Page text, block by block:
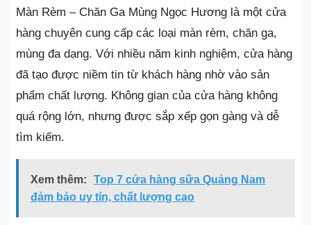
Màn Rèm – Chăn Ga Mùng Ngọc Hương là một cửa
hàng chuyên cung cấp các loại màn rèm, chăn ga,
mùng đa dạng. Với nhiều năm kinh nghiệm, cửa hàng
đã tạo được niềm tin từ khách hàng nhờ vào sản
phẩm chất lượng. Không gian của cửa hàng không
quá rộng lớn, nhưng được sắp xếp gọn gàng và dễ
tìm kiếm.
Xem thêm:
Top 7 cửa hàng sữa Quảng Nam
đảm bảo uy tín, chất lượng cao